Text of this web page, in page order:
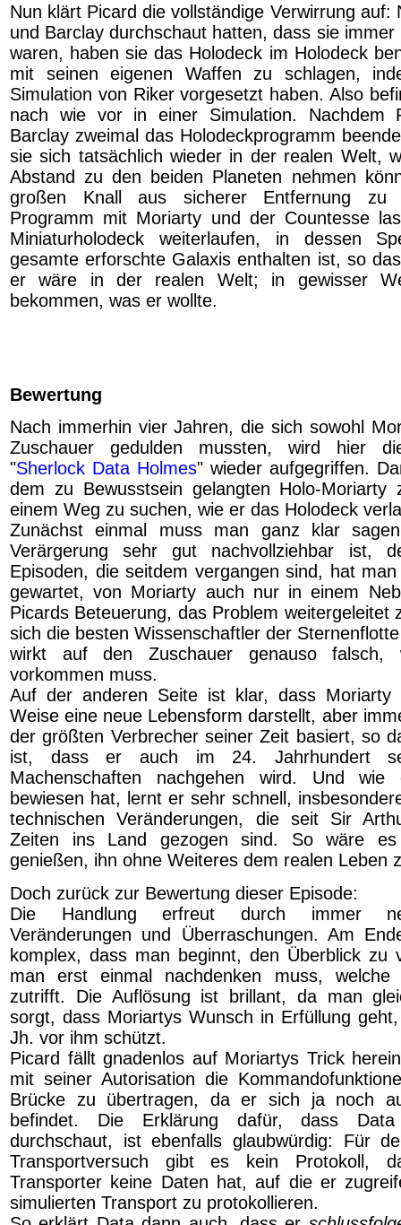
Nun klärt Picard die vollständige Verwirrung auf:
und Barclay durchschaut hatten, dass sie immer
waren, haben sie das Holodeck im Holodeck
mit seinen eigenen Waffen zu schlagen,
Simulation von Riker vorgesetzt haben. Also
nach wie vor in einer Simulation. Nachdem
Barclay zweimal das Holodeckprogramm
sie sich tatsächlich wieder in der realen Welt,
Abstand zu den beiden Planeten nehmen
großen Knall aus sicherer Entfernung zu
Programm mit Moriarty und der Countesse
Miniaturholodeck weiterlaufen, in dessen
gesamte erforschte Galaxis enthalten ist, so
er wäre in der realen Welt; in gewisser
bekommen, was er wollte.
Bewertung
Nach immerhin vier Jahren, die sich sowohl
Zuschauer gedulden mussten, wird hier
"Sherlock Data Holmes" wieder aufgegriffen.
dem zu Bewusstsein gelangten Holo-Moriarty
einem Weg zu suchen, wie er das Holodeck
Zunächst einmal muss man ganz klar
Verärgerung sehr gut nachvollziehbar ist,
Episoden, die seitdem vergangen sind, hat
gewartet, von Moriarty auch nur in einem
Picards Beteuerung, das Problem weitergeleitet
sich die besten Wissenschaftler der
wirkt auf den Zuschauer genauso falsch,
vorkommen muss.
Auf der anderen Seite ist klar, dass Moriarty
Weise eine neue Lebensform darstellt, aber
der größten Verbrecher seiner Zeit basiert, so
ist, dass er auch im 24. Jahrhundert
Machenschaften nachgehen wird. Und
bewiesen hat, lernt er sehr schnell,
technischen Veränderungen, die seit Sir
Zeiten ins Land gezogen sind. So wäre
genießen, ihn ohne Weiteres dem realen Leben
Doch zurück zur Bewertung dieser Episode:
Die Handlung erfreut durch immer
Veränderungen und Überraschungen. Am
komplex, dass man beginnt, den Überblick zu
man erst einmal nachdenken muss,
zutrifft. Die Auflösung ist brillant, da man
sorgt, dass Moriartys Wunsch in Erfüllung
Jh. vor ihm schützt.
Picard fällt gnadenlos auf Moriartys Trick
mit seiner Autorisation die
Brücke zu übertragen, da er sich ja noch
befindet. Die Erklärung dafür, dass
durchschaut, ist ebenfalls glaubwürdig: Für
Transportversuch gibt es kein Protokoll,
Transporter keine Daten hat, auf die er
simulierten Transport zu protokollieren.